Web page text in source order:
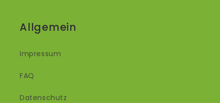
Allgemein
Impressum
FAQ
Datenschutz